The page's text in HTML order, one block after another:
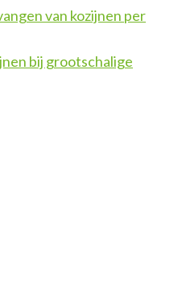
van kozijnen per
bij grootschalige